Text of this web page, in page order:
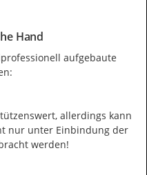
Hand
aufgebaute
allerdings kann
nur unter Einbindung der
werden!